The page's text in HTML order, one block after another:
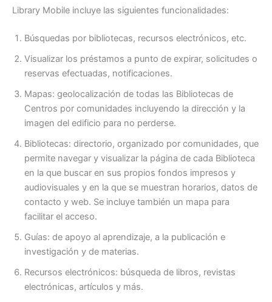
Library Mobile incluye las siguientes funcionalidades:
Búsquedas por bibliotecas, recursos electrónicos, etc.
Visualizar los préstamos a punto de expirar, solicitudes o
reservas efectuadas, notificaciones.
Mapas: geolocalización de todas las Bibliotecas de
Centros por comunidades incluyendo la dirección y la
imagen del edificio para no perderse.
Bibliotecas: directorio, organizado por comunidades, que
permite navegar y visualizar la página de cada Biblioteca
en la que buscar en sus propios fondos impresos y
audiovisuales y en la que se muestran horarios, datos de
contacto y web. Se incluye también un mapa para
facilitar el acceso.
Guías: de apoyo al aprendizaje, a la publicación e
investigación y de materias.
Recursos electrónicos: búsqueda de libros, revistas
electrónicas, artículos y más.